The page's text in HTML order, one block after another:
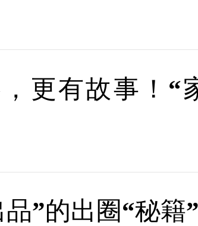
更有故事！“
”的出圈“秘籍”